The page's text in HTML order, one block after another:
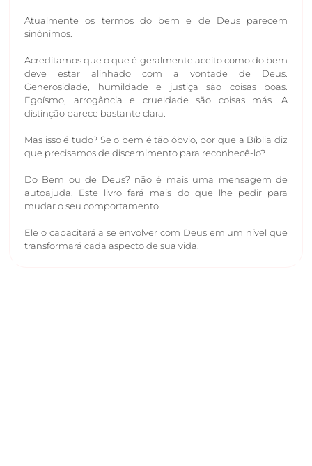
Atualmente os termos do bem e de Deus parecem
sinônimos.
Acreditamos que o que é geralmente aceito como do bem
deve estar alinhado com a vontade de Deus.
Generosidade, humildade e justiça são coisas boas.
Egoísmo, arrogância e crueldade são coisas más. A
distinção parece bastante clara.
Mas isso é tudo? Se o bem é tão óbvio, por que a Bíblia diz
que precisamos de discernimento para reconhecê-lo?
Do Bem ou de Deus? não é mais uma mensagem de
autoajuda. Este livro fará mais do que lhe pedir para
mudar o seu comportamento.
Ele o capacitará a se envolver com Deus em um nível que
transformará cada aspecto de sua vida.